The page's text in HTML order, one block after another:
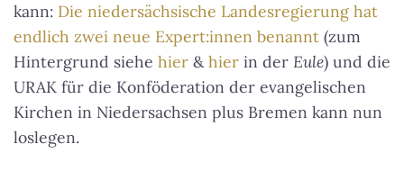
kann: Die niedersächsische Landesregierung hat
endlich zwei neue Expert:innen benannt (zum
Hintergrund siehe hier &hier in der Eule) und die
URAK für die Konföderation der evangelischen
Kirchen in Niedersachsen plus Bremen kann nun
loslegen.